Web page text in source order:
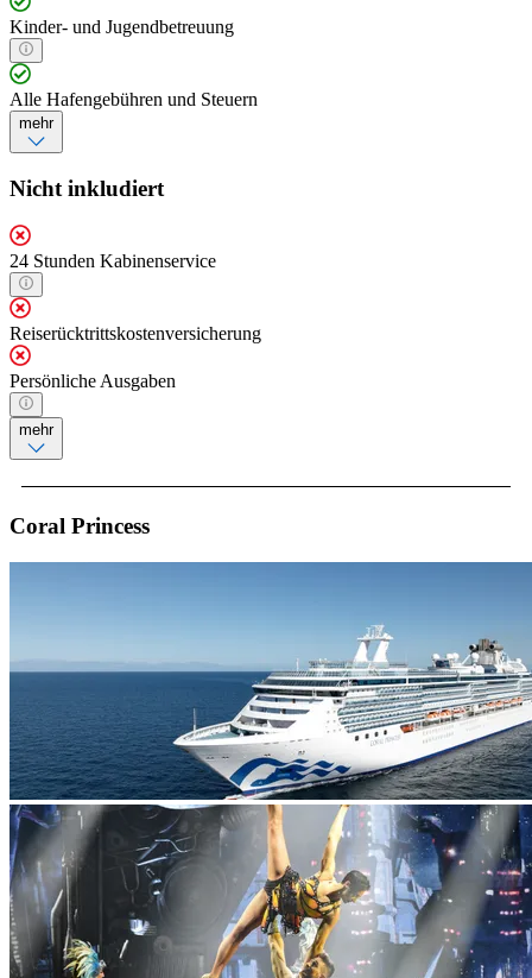
Kinder- und Jugendbetreuung
Alle Hafengebühren und Steuern
mehr
Nicht inkludiert
24 Stunden Kabinenservice
Reiserücktrittskostenversicherung
Persönliche Ausgaben
mehr
Coral Princess